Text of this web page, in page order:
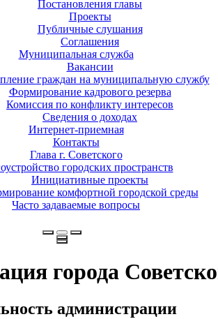
Постановления главы
Проекты
Публичные слушания
Соглашения
Муниципальная служба
Вакансии
граждан на муниципальную службу
Формирование кадрового резерва
Комиссия по конфликту интересов
Сведения о доходах
Интернет-приемная
Контакты
Глава г. Советского
городских пространств
Инициативные проекты
комфортной городской среды
Часто задаваемые вопросы
города
администрации